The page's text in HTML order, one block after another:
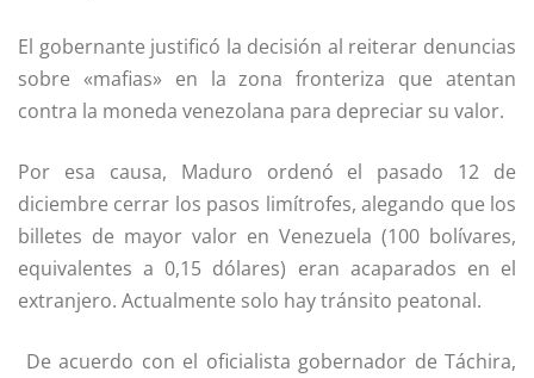
El gobernante justificó la decisión al reiterar denuncias
sobre «mafias» en la zona fronteriza que atentan
contra la moneda venezolana para depreciar su valor.
Por esa causa, Maduro ordenó el pasado 12 de
diciembre cerrar los pasos limítrofes, alegando que los
billetes de mayor valor en Venezuela (100 bolívares,
equivalentes a 0,15 dólares) eran acaparados en el
extranjero. Actualmente solo hay tránsito peatonal.
De acuerdo con el oficialista gobernador de Táchira,